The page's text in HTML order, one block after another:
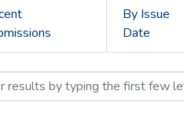
By Issue
Date
1.2